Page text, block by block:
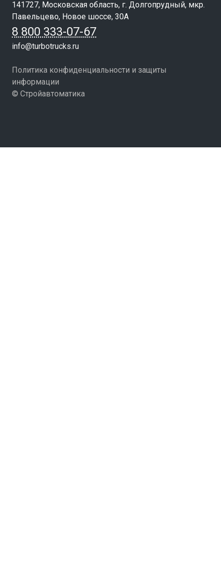
141727, Московская область, г. Долгопрудный, мкр.
Павельцево, Новое шоссе, 30А
8 800 333-07-67
info@turbotrucks.ru
Политика конфиденциальности и защиты
информации
© Стройавтоматика